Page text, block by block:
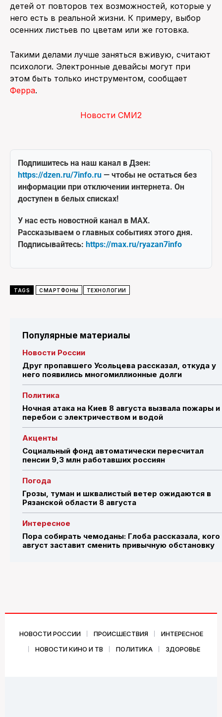
детей от повторов тех возможностей, которые у
него есть в реальной жизни. К примеру, выбор
осенних листьев по цветам или же готовка.
Такими делами лучше заняться вживую, считают
психологи. Электронные девайсы могут при
этом быть только инструментом, сообщает
Ферра.
Новости СМИ2
Подпишитесь на наш канал в Дзен:
https://dzen.ru/7info.ru — чтобы не остаться без
информации при отключении интернета. Он
доступен в белых списках!
У нас есть новостной канал в MAX.
Рассказываем о главных событиях этого дня.
Подписывайтесь: https://max.ru/ryazan7info
TAGS СМАРТФОНЫ ТЕХНОЛОГИИ
Популярные материалы
Новости России
Друг пропавшего Усольцева рассказал, откуда у
него появились многомиллионные долги
Политика
Ночная атака на Киев 8 августа вызвала пожары и
перебои с электричеством и водой
Акценты
Социальный фонд автоматически пересчитал
пенсии 9,3 млн работавших россиян
Погода
Грозы, туман и шквалистый ветер ожидаются в
Рязанской области 8 августа
Интересное
Пора собирать чемоданы: Глоба рассказала, кого
август заставит сменить привычную обстановку
НОВОСТИ РОССИИ ПРОИСШЕСТВИЯ
ИНТЕРЕСНОЕ
НОВОСТИ КИНО И ТВ
ПОЛИТИКА ЗДОРОВЬЕ